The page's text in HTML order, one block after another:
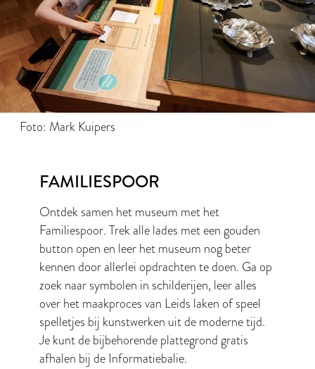
Foto: Mark Kuipers
FAMILIESPOOR
Ontdek samen het museum met het
Familiespoor. Trek alle lades met een gouden
button open en leer het museum nog beter
kennen door allerlei opdrachten te doen. Ga op
zoek naar symbolen in schilderijen, leer alles
over het maakproces van Leids laken of speel
spelletjes bij kunstwerken uit de moderne tijd.
Je kunt de bijbehorende plattegrond gratis
afhalen bij de Informatiebalie.